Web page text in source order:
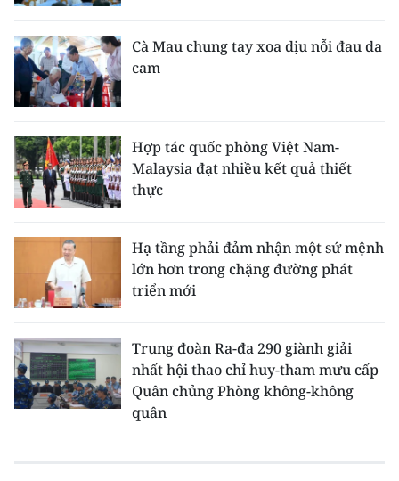
Cà Mau chung tay xoa dịu nỗi đau da
cam
Hợp tác quốc phòng Việt Nam-
Malaysia đạt nhiều kết quả thiết
thực
Hạ tầng phải đảm nhận một sứ mệnh
lớn hơn trong chặng đường phát
triển mới
Trung đoàn Ra-đa 290 giành giải
nhất hội thao chỉ huy-tham mưu cấp
Quân chủng Phòng không-không
quân